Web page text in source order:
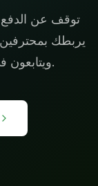
توقف عن الدفع
يربطك
ويتابعون في الوقت الفعلي ويضمنون عملهم.